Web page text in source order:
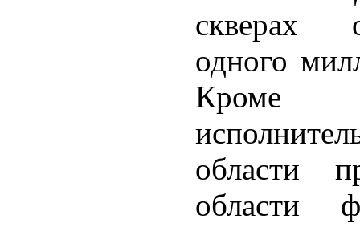
скверах
одного
Кроме
области
области